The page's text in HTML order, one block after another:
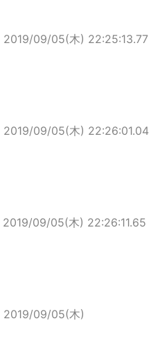
2019/09/05(木) 22:25:13.77
2019/09/05(木) 22:26:01.04
2019/09/05(木) 22:26:11.65
2019/09/05(木)